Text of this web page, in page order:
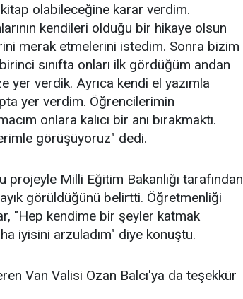
olabileceğine karar verdim.
kendileri olduğu bir hikaye olsun
merak etmelerini istedim. Sonra bizim
sınıfta onları ilk gördüğüm andan
verdik. Ayrıca kendi el yazımla
yer verdim. Öğrencilerimin
onlara kalıcı bir anı bırakmaktı.
görüşüyoruz" dedi.
Milli Eğitim Bakanlığı tarafından
görüldüğünü belirtti. Öğretmenliği
"Hep kendime bir şeyler katmak
iyisini arzuladım" diye konuştu.
Van Valisi Ozan Balcı'ya da teşekkür